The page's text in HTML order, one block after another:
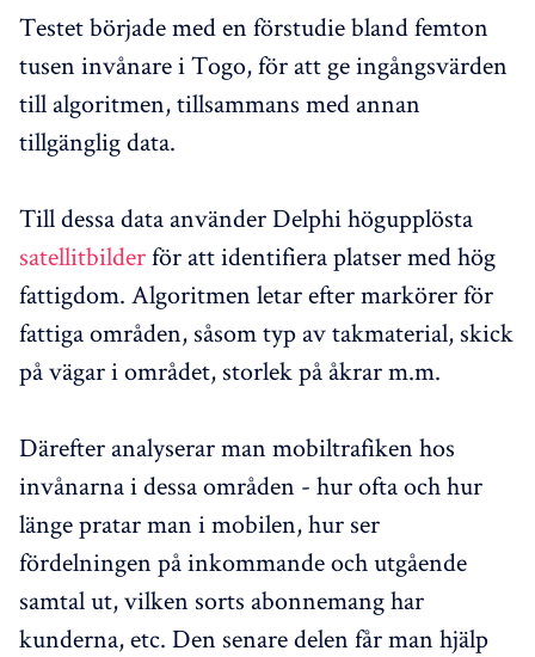
Testet började med en förstudie bland femton
tusen invånare i Togo, för att ge ingångsvärden
till algoritmen, tillsammans med annan
tillgänglig data.
Till dessa data använder Delphi högupplösta
satellitbilderför att identifiera platser med hög
fattigdom. Algoritmen letar efter markörer för
fattiga områden, såsom typ av takmaterial, skick
på vägar i området, storlek på åkrar m.m.
Därefter analyserar man mobiltrafiken hos
invånarna i dessa områden - hur ofta och hur
länge pratar man i mobilen, hur ser
fördelningen på inkommande och utgående
samtal ut, vilken sorts abonnemang har
kunderna, etc. Den senare delen får man hjälp